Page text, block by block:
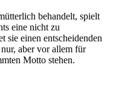
behandelt, spielt
eine nicht zu
sie einen entscheidenden
aber vor allem für
Motto stehen.